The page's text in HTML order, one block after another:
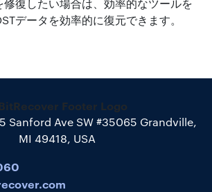
修復したい場合は、効率的なツールを
データを効率的に復元できます。
Sanford Ave SW #35065 Grandville,
MI 49418, USA